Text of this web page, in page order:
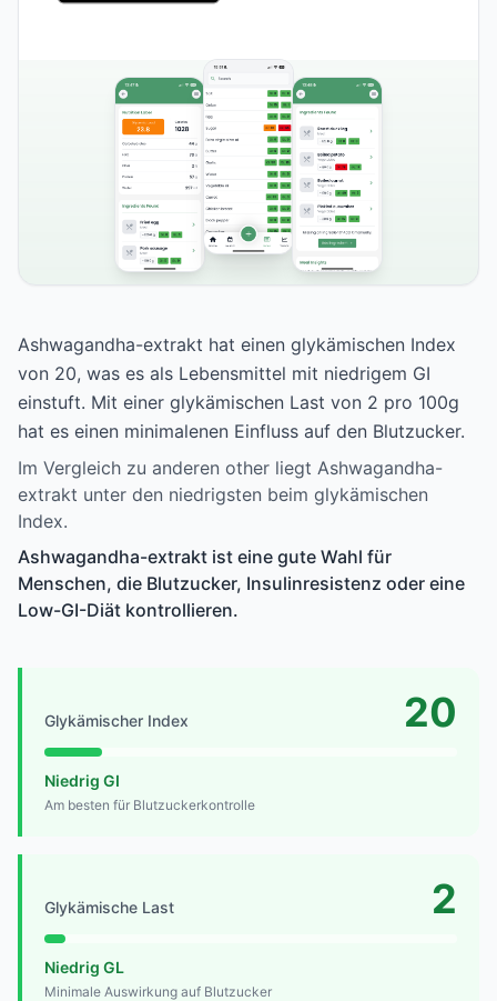
Ashwagandha-extrakt hat einen glykämischen Index
von 20, was es als Lebensmittel mit niedrigem GI
einstuft. Mit einer glykämischen Last von 2 pro 100g
hat es einen minimalenen Einfluss auf den Blutzucker.
Im Vergleich zu anderen other liegt Ashwagandha-
extrakt unter den niedrigsten beim glykämischen
Index.
Ashwagandha-extrakt ist eine gute Wahl für
Menschen, die Blutzucker, Insulinresistenz oder eine
Low-GI-Diät kontrollieren.
Glykämischer Index 20
Niedrig GI
Am besten für Blutzuckerkontrolle
Glykämische Last 2
Niedrig GL
Minimale Auswirkung auf Blutzucker